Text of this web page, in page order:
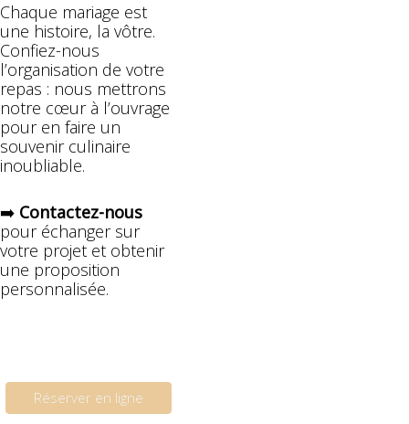
Chaque mariage est
une histoire, la vôtre.
Confiez-nous
l’organisation de votre
repas : nous mettrons
notre cœur à l’ouvrage
pour en faire un
souvenir culinaire
inoubliable.
➡️ Contactez-nous
pour échanger sur
votre projet et obtenir
une proposition
personnalisée.
Réserver en ligne